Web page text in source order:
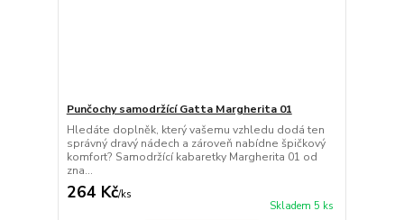
Punčochy samodržící Gatta Margherita 01
Hledáte doplněk, který vašemu vzhledu dodá ten
správný dravý nádech a zároveň nabídne špičkový
komfort? Samodržící kabaretky Margherita 01 od
zna...
264 Kč/ks
Skladem 5 ks